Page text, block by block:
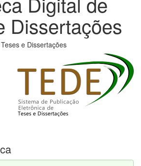
Dissertações
e Dissertações